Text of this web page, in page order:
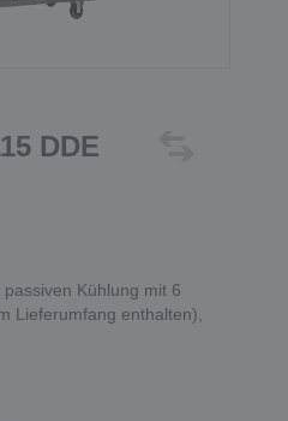
DDE
Kühlung mit 6
Lieferumfang enthalten),